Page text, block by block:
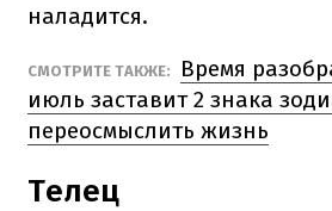
наладится.
СМОТРИТЕ ТАКЖЕ:
Время
июль заставит 2 знака
переосмыслить жизнь
Телец